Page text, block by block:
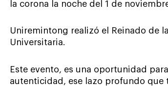
la corona la noche del 1 de
Uniremintong realizó el Reinado de
Universitaria.
Este evento, es una oportunidad
autenticidad, ese lazo profundo que